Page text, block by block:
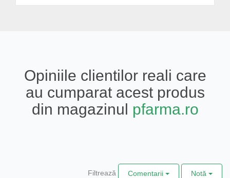
Opiniile clientilor reali care
au cumparat acest produs
din magazinul pfarma.ro
Filtrează Comentarii Notă